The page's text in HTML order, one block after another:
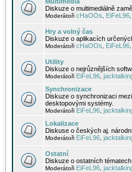
Diskuze o multimediálně
Moderátoři cHaOOs EiFeL96
Hry a volný čas
Diskuze o aplikacích
Moderátoři cHaOOs EiFeL96
Utility
Diskuze o nejrůznějších
Moderátoři EiFeL96
Synchronizace
Diskuze o synchronizaci
desktopovými systémy.
Moderátoři EiFeL96
Lokalizace
Diskuse o českých aj.
Moderátoři EiFeL96
Ostatní
Diskuze o ostatních
Moderátoři EiFeL96